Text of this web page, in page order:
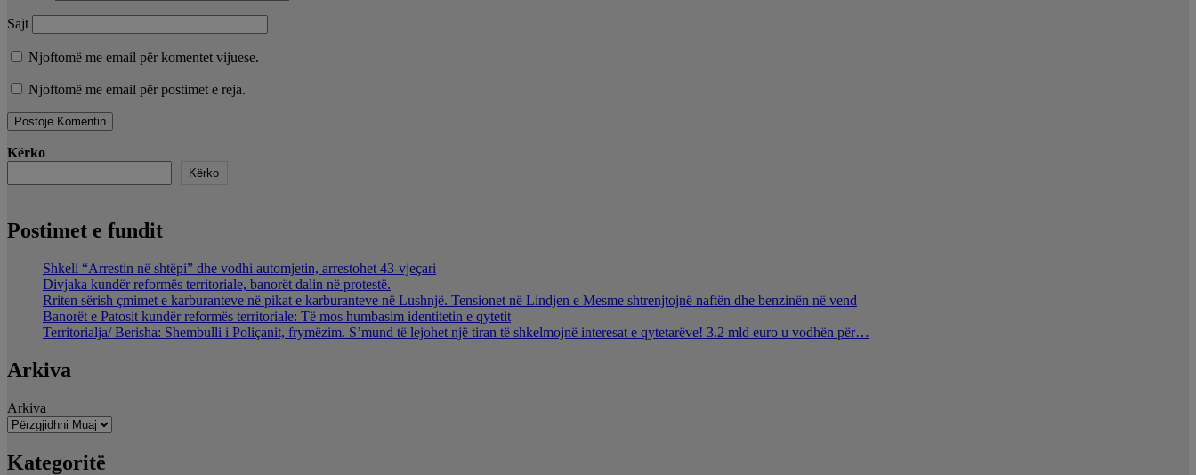
Sajt
Njoftomë me email për komentet vijuese.
Njoftomë me email për postimet e reja.
Kërko
Kërko
Postimet e fundit
Shkeli “Arrestin në shtëpi” dhe vodhi automjetin, arrestohet 43-vjeçari
Divjaka kundër reformës territoriale, banorët dalin në protestë.
Rriten sërish çmimet e karburanteve në pikat e karburanteve në Lushnjë. Tensionet në Lindjen e Mesme shtrenjtojnë naftën dhe benzinën në vend
Banorët e Patosit kundër reformës territoriale: Të mos humbasim identitetin e qytetit
Territorialja/ Berisha: Shembulli i Poliçanit, frymëzim. S’mund të lejohet një tiran të shkelmojnë interesat e qytetarëve! 3.2 mld euro u vodhën për…
Arkiva
Arkiva
Kategoritë